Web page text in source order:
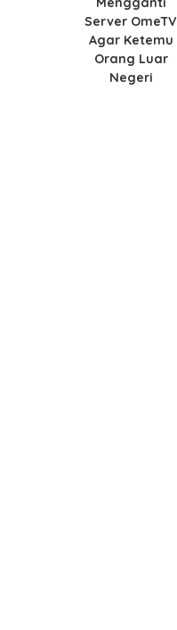
Server OmeTV
Agar Ketemu
Orang Luar
Negeri